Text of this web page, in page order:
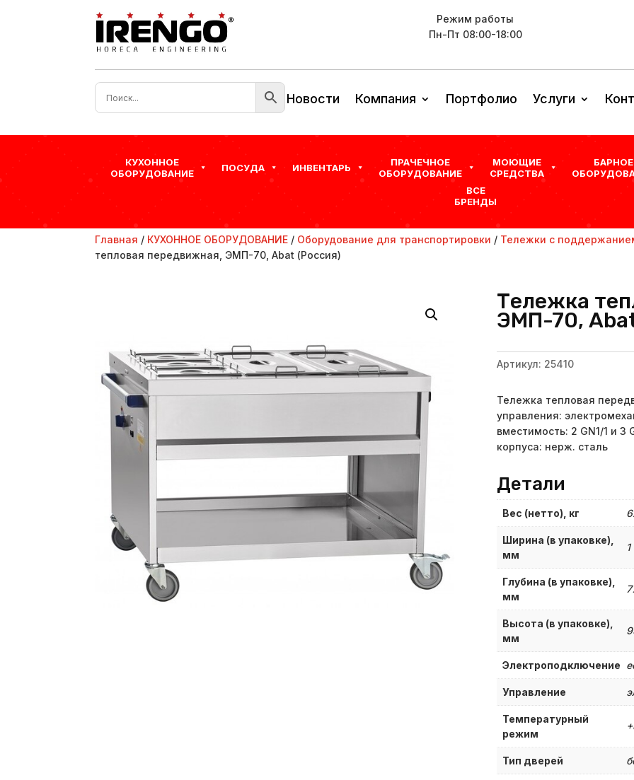
Режим работы
Пн-Пт 08:00-18:00
Новости Компания Портфолио Услуги
КУХОННОЕ
ОБОРУДОВАНИЕ
ПОСУДА ИНВЕНТАРЬ
ПРАЧЕЧНОЕ
ОБОРУДОВАНИЕ
МОЮЩИЕ
СРЕДСТВА
БАРНОЕ
ВСЕ
БРЕНДЫ
Главная / КУХОННОЕ ОБОРУДОВАНИЕ / Оборудование для транспортировки / Тележки с
тепловая передвижная, ЭМП-70, Abat (Россия)
Тележка
ЭМП-70,
Артикул: 25410
Тележка тепловая
управления:
вместимость: 2 GN1/1 и 3
корпуса: нерж. сталь
Детали
Вес (нетто), кг
Ширина (в упаковке),
мм
Глубина (в упаковке),
мм
Высота (в упаковке),
мм
Электроподключение
Управление
Температурный
режим
Тип дверей